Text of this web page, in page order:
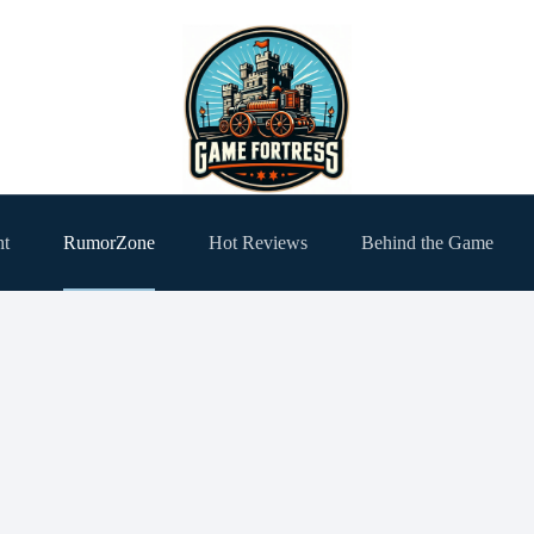
RumorZone Hot Reviews Behind the Game